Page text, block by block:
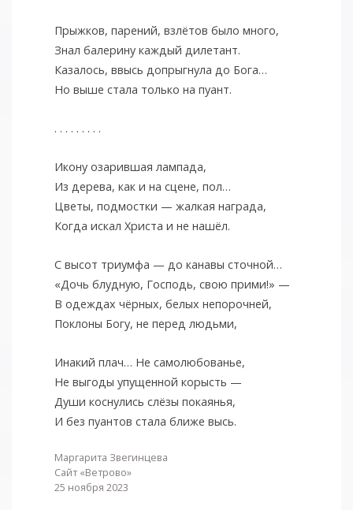
Прыжков, парений, взлётов было много,
Знал балерину каждый дилетант.
Казалось, ввысь допрыгнула до Бога…
Но выше стала только на пуант.
. . . . . . . . .
Икону озарившая лампада,
Из дерева, как и на сцене, пол…
Цветы, подмостки — жалкая награда,
Когда искал Христа и не нашёл.
С высот триумфа — до канавы сточной…
«Дочь блудную, Господь, свою прими!» —
В одеждах чёрных, белых непорочней,
Поклоны Богу, не перед людьми,
Инакий плач… Не самолюбованье,
Не выгоды упущенной корысть —
Души коснулись слёзы покаянья,
И без пуантов стала ближе высь.
Маргарита Звегинцева
Сайт «Ветрово»
25 ноября 2023